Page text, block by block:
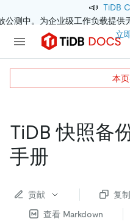
📣 TiDB
公测中。为企业级工作负载提供
立
TiDB 快照备
手册
贡献
复
查看 Markdown
本